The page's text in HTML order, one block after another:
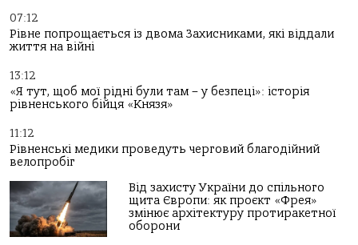
07:12
Рівне попрощається із двома Захисниками, які віддали
життя на війні
13:12
«Я тут, щоб мої рідні були там – у безпеці»: історія
рівненського бійця «Князя»
11:12
Рівненські медики проведуть черговий благодійний
велопробіг
Від захисту України до спільного
щита Європи: як проєкт «Фрея»
змінює архітектуру протиракетної
оборони